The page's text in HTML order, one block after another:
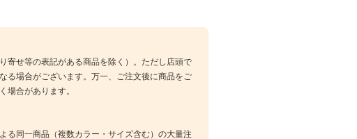
寄せ等の表記がある商品を除く）。ただし店頭で
る場合がございます。万一、ご注文後に商品をご
場合があります。
る同一商品（複数カラー・サイズ含む）の大量注